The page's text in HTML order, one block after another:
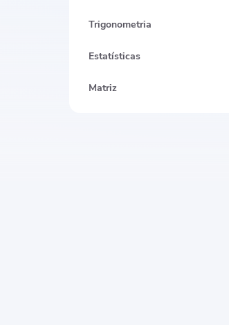
Trigonometria
Estatísticas
Matriz